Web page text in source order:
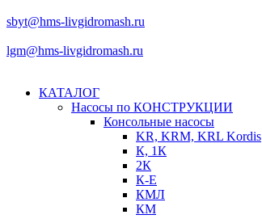
sbyt@hms-livgidromash.ru
lgm@hms-livgidromash.ru
КАТАЛОГ
Насосы по КОНСТРУКЦИИ
Консольные насосы
KR, KRM, KRL Kordis
К, 1К
2К
К-Е
КМЛ
КМ